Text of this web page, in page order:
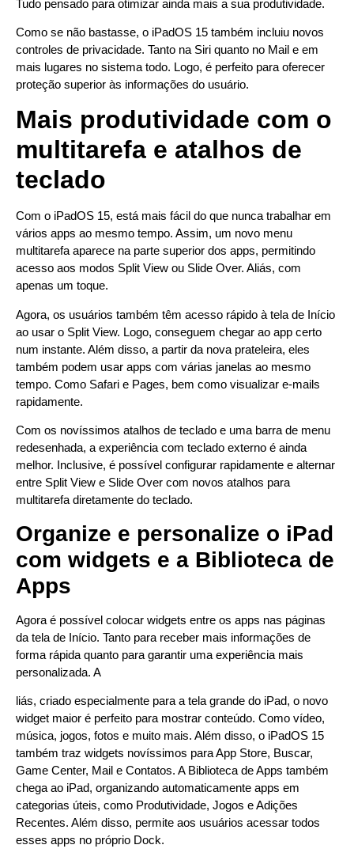
Tudo pensado para otimizar ainda mais a sua produtividade.
Como se não bastasse, o iPadOS 15 também incluiu novos
controles de privacidade. Tanto na Siri quanto no Mail e em
mais lugares no sistema todo. Logo, é perfeito para oferecer
proteção superior às informações do usuário.
Mais produtividade com o
multitarefa e atalhos de
teclado
Com o iPadOS 15, está mais fácil do que nunca trabalhar em
vários apps ao mesmo tempo. Assim, um novo menu
multitarefa aparece na parte superior dos apps, permitindo
acesso aos modos Split View ou Slide Over. Aliás, com
apenas um toque.
Agora, os usuários também têm acesso rápido à tela de Início
ao usar o Split View. Logo, conseguem chegar ao app certo
num instante. Além disso, a partir da nova prateleira, eles
também podem usar apps com várias janelas ao mesmo
tempo. Como Safari e Pages, bem como visualizar e-mails
rapidamente.
Com os novíssimos atalhos de teclado e uma barra de menu
redesenhada, a experiência com teclado externo é ainda
melhor. Inclusive, é possível configurar rapidamente e alternar
entre Split View e Slide Over com novos atalhos para
multitarefa diretamente do teclado.
Organize e personalize o iPad
com widgets e a Biblioteca de
Apps
Agora é possível colocar widgets entre os apps nas páginas
da tela de Início. Tanto para receber mais informações de
forma rápida quanto para garantir uma experiência mais
personalizada. A
liás, criado especialmente para a tela grande do iPad, o novo
widget maior é perfeito para mostrar conteúdo. Como vídeo,
música, jogos, fotos e muito mais. Além disso, o iPadOS 15
também traz widgets novíssimos para App Store, Buscar,
Game Center, Mail e Contatos. A Biblioteca de Apps também
chega ao iPad, organizando automaticamente apps em
categorias úteis, como Produtividade, Jogos e Adições
Recentes. Além disso, permite aos usuários acessar todos
esses apps no próprio Dock.